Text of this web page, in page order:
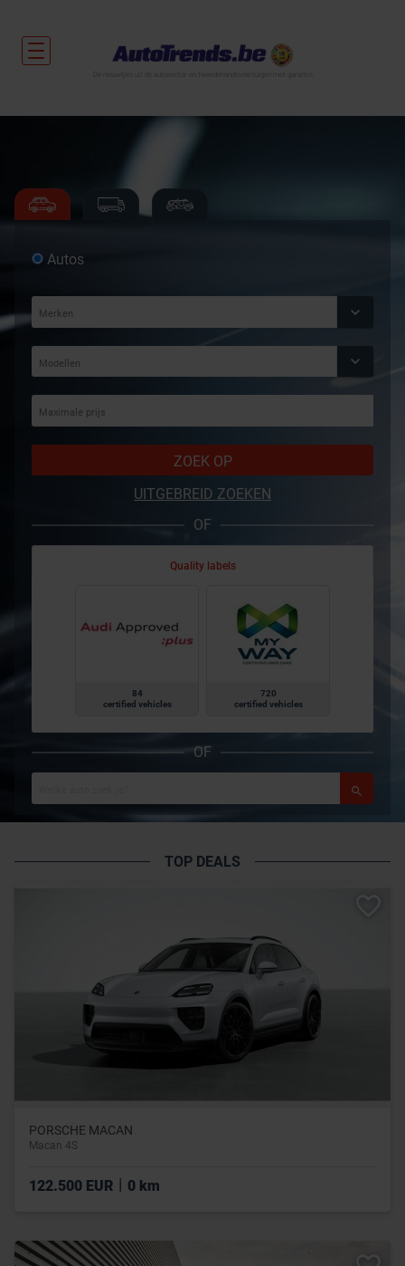
Autos
ZOEK OP
UITGEBREID ZOEKEN
OF
Quality labels
84
certified vehicles
720
certified vehicles
OF
TOP DEALS
PORSCHE MACAN
Macan 4S
122.500 EUR 0 km